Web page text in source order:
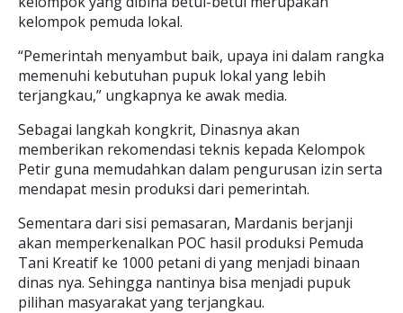
kelompok pemuda lokal.
“Pemerintah menyambut baik, upaya ini dalam rangka
memenuhi kebutuhan pupuk lokal yang lebih
terjangkau,” ungkapnya ke awak media.
Sebagai langkah kongkrit, Dinasnya akan
memberikan rekomendasi teknis kepada Kelompok
Petir guna memudahkan dalam pengurusan izin serta
mendapat mesin produksi dari pemerintah.
Sementara dari sisi pemasaran, Mardanis berjanji
akan memperkenalkan POC hasil produksi Pemuda
Tani Kreatif ke 1000 petani di yang menjadi binaan
dinas nya. Sehingga nantinya bisa menjadi pupuk
pilihan masyarakat yang terjangkau.